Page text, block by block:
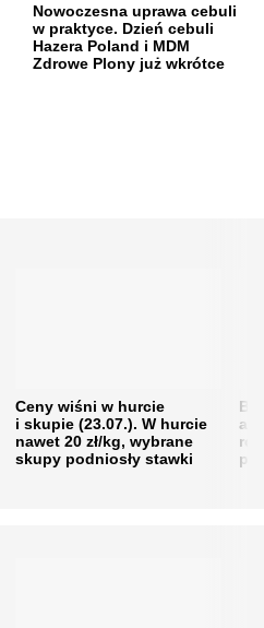
Nowoczesna uprawa cebuli
w praktyce. Dzień cebuli
Hazera Poland i MDM
Zdrowe Plony już wkrótce
Ceny wiśni w hurcie
i skupie (23.07.). W hurcie
nawet 20 zł/kg, wybrane
skupy podniosły stawki